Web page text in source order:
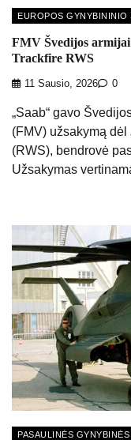
EUROPOS
FMV Švedijos
Trackfire RWS
11 Sausio, 2026 0
„Saab“ gavo
(FMV) užsakymą dėl
(RWS), bendrovė
Užsakymas
PASAULINĖS